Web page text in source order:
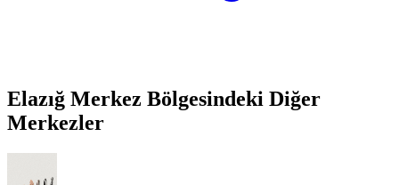
Elazığ Merkez Bölgesindeki Diğer
Merkezler